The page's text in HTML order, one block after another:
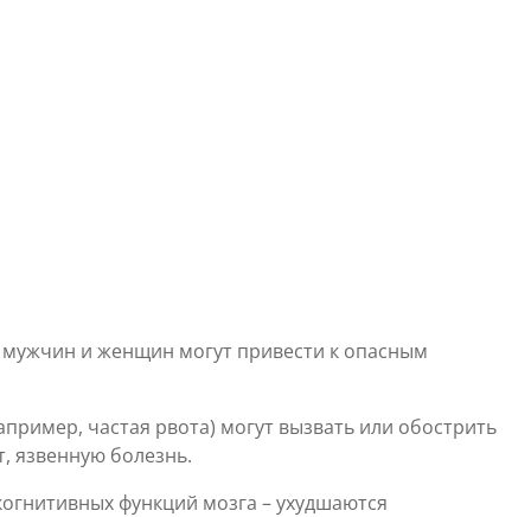
мужчин и женщин могут привести к опасным
частая рвота) могут вызвать или обострить
язвенную болезнь.
функций мозга – ухудшаются